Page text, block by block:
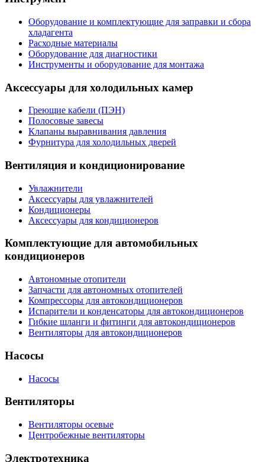
Оборудование и комплектующие для заправки и сбора
хладагента
Расходные материалы
Оборудование для диагностики
Инструменты и оборудование для монтажа
Аксессуары для холодильных камер
Греющие кабели (ПЭН)
Полосовые завесы
Клапаны выравнивания давления
Фурнитура для холодильных дверей
Вентиляция и кондиционирование
Увлажнители
Аксессуары для увлажнителей
Кондиционеры
Аксессуары для кондиционеров
Комплектующие для автомобильных
кондиционеров
Автономные отопители
Запчасти для автономных отопителей
Компрессоры для автокондиционеров
Испарители и конденсаторы для автокондиционеров
Гибкие шланги и фитинги для автокондиционеров
Вентиляторы для автокондиционеров
Насосы
Насосы
Вентиляторы
Вентиляторы осевые
Центробежные вентиляторы
Электротехника